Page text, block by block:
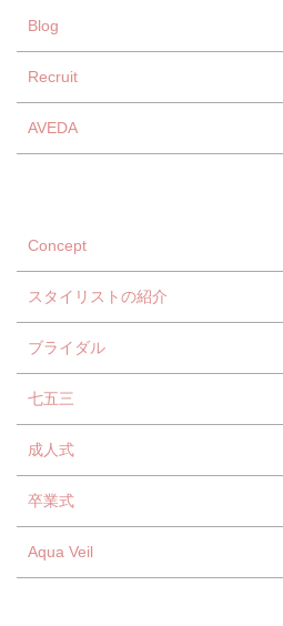
Blog
Recruit
AVEDA
Concept
スタイリストの紹介
ブライダル
七五三
成人式
卒業式
Aqua Veil